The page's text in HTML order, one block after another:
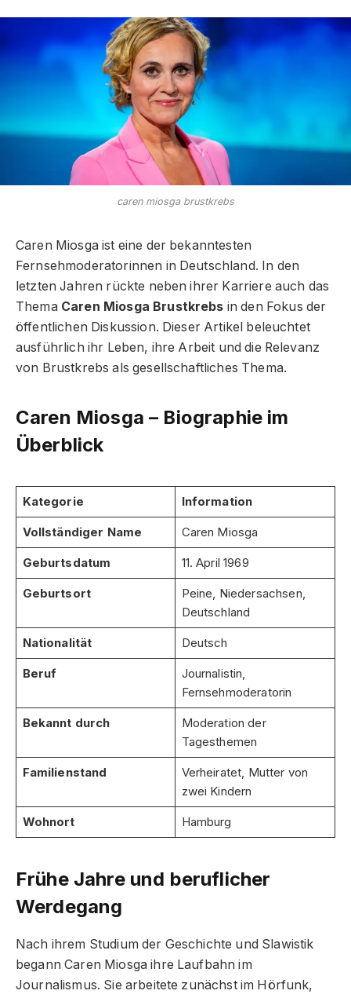
caren miosga brustkrebs
Caren Miosga ist eine der bekanntesten
Fernsehmoderatorinnen in Deutschland. In den
letzten Jahren rückte neben ihrer Karriere auch das
Thema Caren Miosga Brustkrebs in den Fokus der
öffentlichen Diskussion. Dieser Artikel beleuchtet
ausführlich ihr Leben, ihre Arbeit und die Relevanz
von Brustkrebs als gesellschaftliches Thema.
Caren Miosga – Biographie im
Überblick
Kategorie Information
Vollständiger Name Caren Miosga
Geburtsdatum 11. April 1969
Geburtsort
Peine, Niedersachsen,
Deutschland
Nationalität Deutsch
Beruf
Journalistin,
Fernsehmoderatorin
Bekannt durch
Moderation der
Tagesthemen
Familienstand
Verheiratet, Mutter von
zwei Kindern
Wohnort Hamburg
Frühe Jahre und beruflicher
Werdegang
Nach ihrem Studium der Geschichte und Slawistik
begann Caren Miosga ihre Laufbahn im
Journalismus. Sie arbeitete zunächst im Hörfunk,